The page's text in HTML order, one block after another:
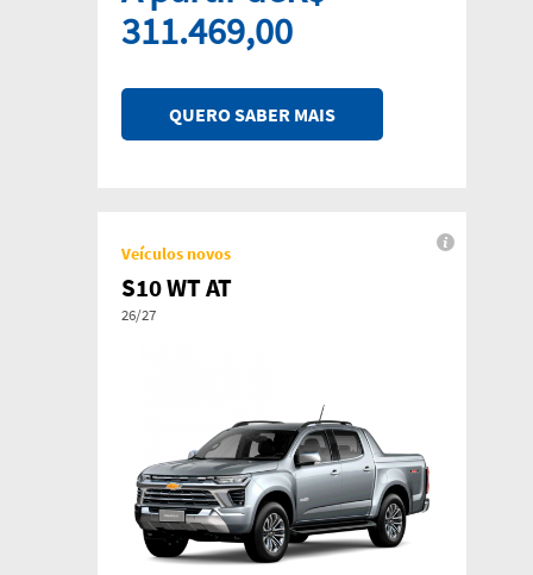
311.469,00
QUERO SABER MAIS
Veículos novos
S10 WT AT
26/27